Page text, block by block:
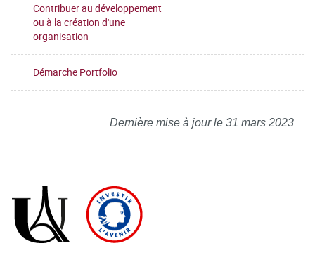
Contribuer au développement
ou à la création d'une
organisation
Démarche Portfolio
Dernière mise à jour le 31 mars 2023